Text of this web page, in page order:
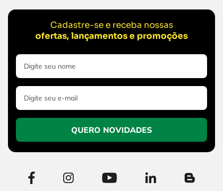
Cadastre-se e receba nossas
ofertas, lançamentos e promoções
QUERO NOVIDADES